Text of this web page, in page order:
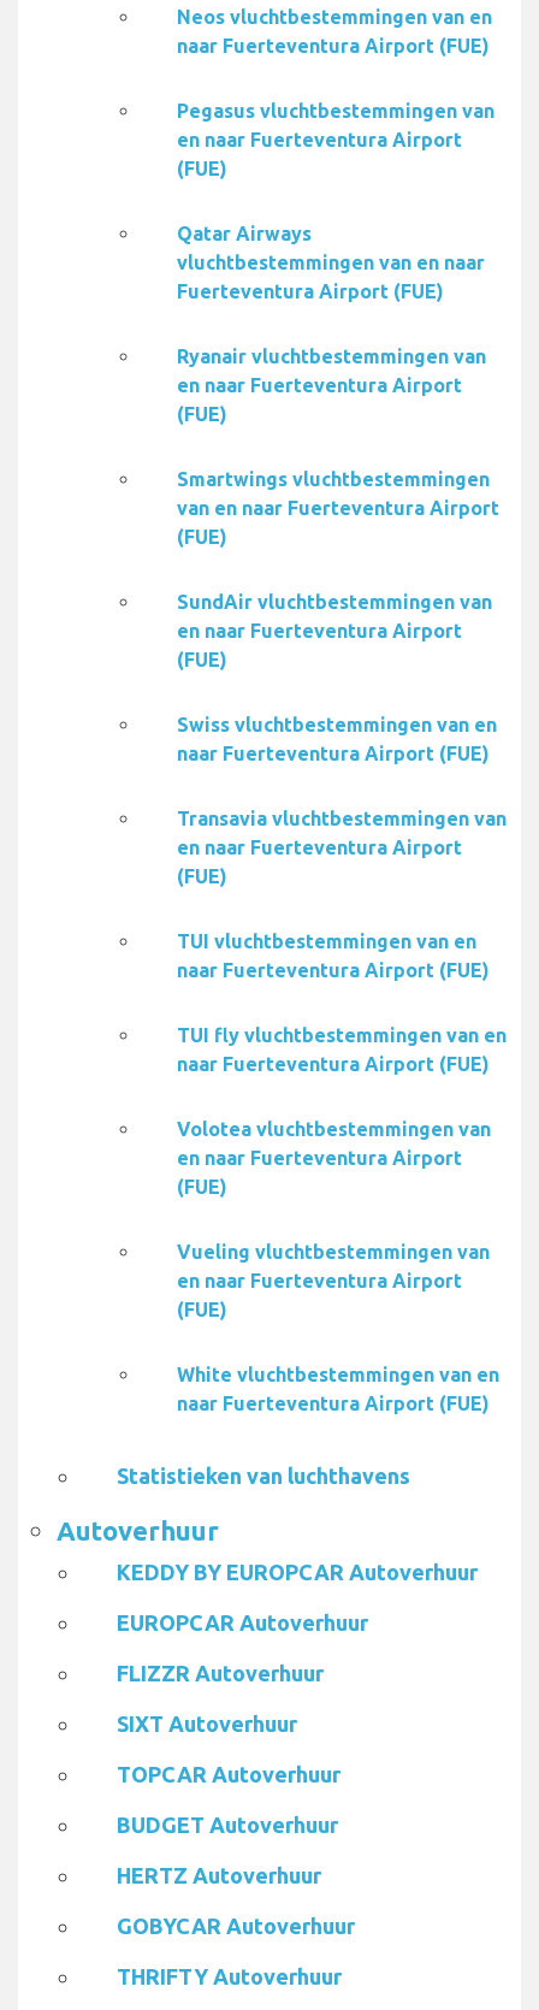
Neos vluchtbestemmingen van en
naar Fuerteventura Airport (FUE)
Pegasus vluchtbestemmingen van
en naar Fuerteventura Airport
(FUE)
Qatar Airways
vluchtbestemmingen van en naar
Fuerteventura Airport (FUE)
Ryanair vluchtbestemmingen van
en naar Fuerteventura Airport
(FUE)
Smartwings vluchtbestemmingen
van en naar Fuerteventura Airport
(FUE)
SundAir vluchtbestemmingen van
en naar Fuerteventura Airport
(FUE)
Swiss vluchtbestemmingen van en
naar Fuerteventura Airport (FUE)
Transavia vluchtbestemmingen van
en naar Fuerteventura Airport
(FUE)
TUI vluchtbestemmingen van en
naar Fuerteventura Airport (FUE)
TUI fly vluchtbestemmingen van en
naar Fuerteventura Airport (FUE)
Volotea vluchtbestemmingen van
en naar Fuerteventura Airport
(FUE)
Vueling vluchtbestemmingen van
en naar Fuerteventura Airport
(FUE)
White vluchtbestemmingen van en
naar Fuerteventura Airport (FUE)
Statistieken van luchthavens
Autoverhuur
KEDDY BY EUROPCAR Autoverhuur
EUROPCAR Autoverhuur
FLIZZR Autoverhuur
SIXT Autoverhuur
TOPCAR Autoverhuur
BUDGET Autoverhuur
HERTZ Autoverhuur
GOBYCAR Autoverhuur
THRIFTY Autoverhuur